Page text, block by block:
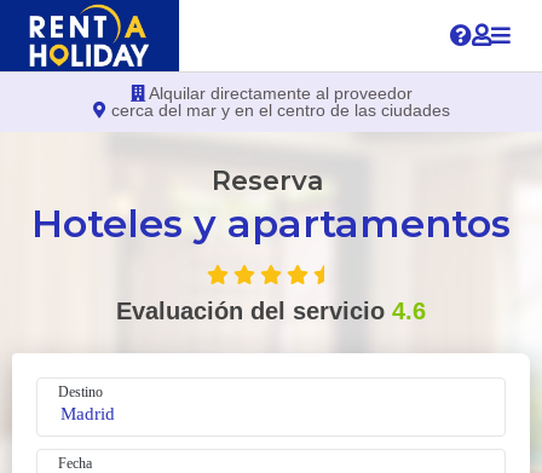
Alquilar directamente al proveedor
cerca del mar y en el centro de las ciudades
Reserva
Hoteles y apartamentos
Evaluación del servicio 4.6
Destino
Fecha